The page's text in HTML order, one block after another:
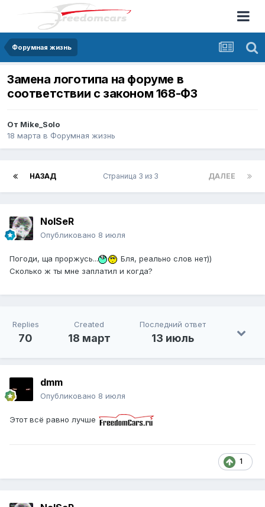
Форумная жизнь
Замена логотипа на форуме в
соответствии с законом 168-ФЗ
От Mike_Solo
18 марта в Форумная жизнь
НАЗАД ДАЛЕЕ
Страница 3 из 3
NoISeR
Опубликовано 8 июля
Погоди, ща проржусь...
Бля, реально слов нет))
Сколько ж ты мне заплатил и когда?
Replies
70
Created
18 март
Последний ответ
13 июль
dmm
Опубликовано 8 июля
Этот всё равно лучше
1